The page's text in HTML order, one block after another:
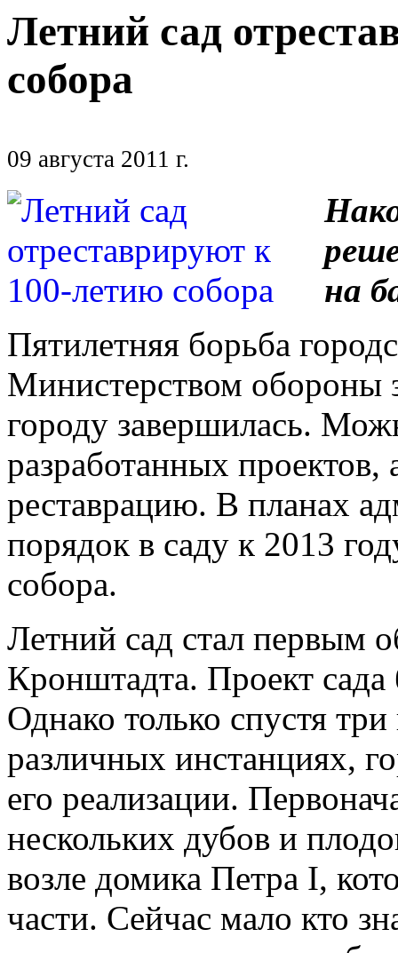
Летний сад
собора
09 августа 2011 г.
на
Пятилетняя борьба
Министерством обороны
городу завершилась.
разработанных проектов,
реставрацию. В планах
порядок в саду к 2013
собора.
Летний сад стал первым
Кронштадта. Проект сада
Однако только спустя
различных инстанциях,
его реализации.
нескольких дубов и
возле домика Петра I,
части. Сейчас мало кто